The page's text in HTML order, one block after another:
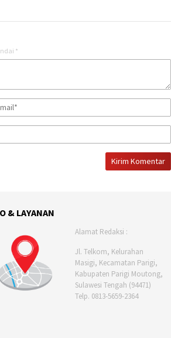
*
& LAYANAN
Alamat Redaksi :
Jl. Telkom, Kelurahan
Masigi, Kecamatan Parigi,
Kabupaten Parigi Moutong,
Sulawesi Tengah (94471)
Telp. 0813-5659-2364